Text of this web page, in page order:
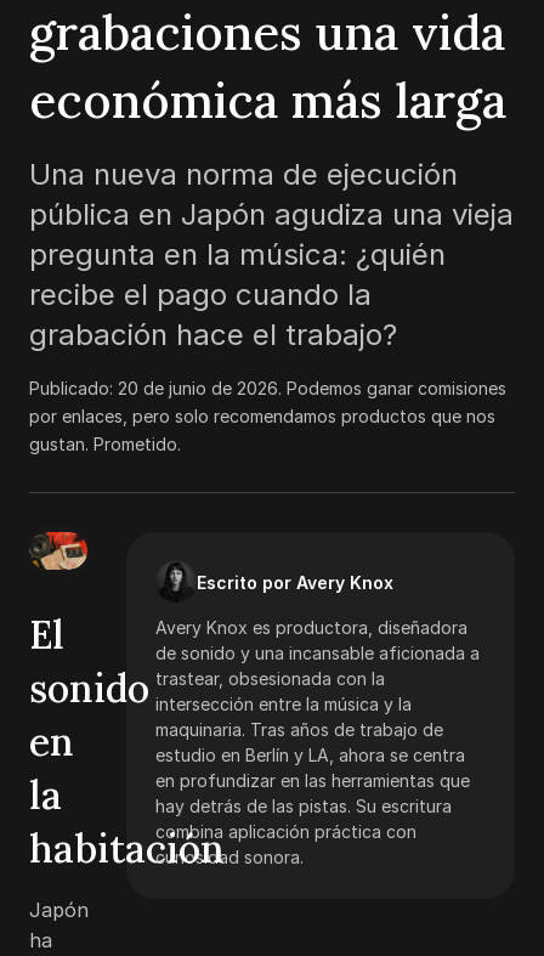
grabaciones una vida
económica más larga
Una nueva norma de ejecución
pública en Japón agudiza una vieja
pregunta en la música: ¿quién
recibe el pago cuando la
grabación hace el trabajo?
Publicado: 20 de junio de 2026. Podemos ganar comisiones
por enlaces, pero solo recomendamos productos que nos
gustan. Prometido.
Escrito por Avery Knox
Avery Knox es productora, diseñadora
de sonido y una incansable aficionada a
trastear, obsesionada con la
intersección entre la música y la
maquinaria. Tras años de trabajo de
estudio en Berlín y LA, ahora se centra
en profundizar en las herramientas que
hay detrás de las pistas. Su escritura
combina aplicación práctica con
curiosidad sonora.
El
sonido
en
la
habitación
Japón
ha